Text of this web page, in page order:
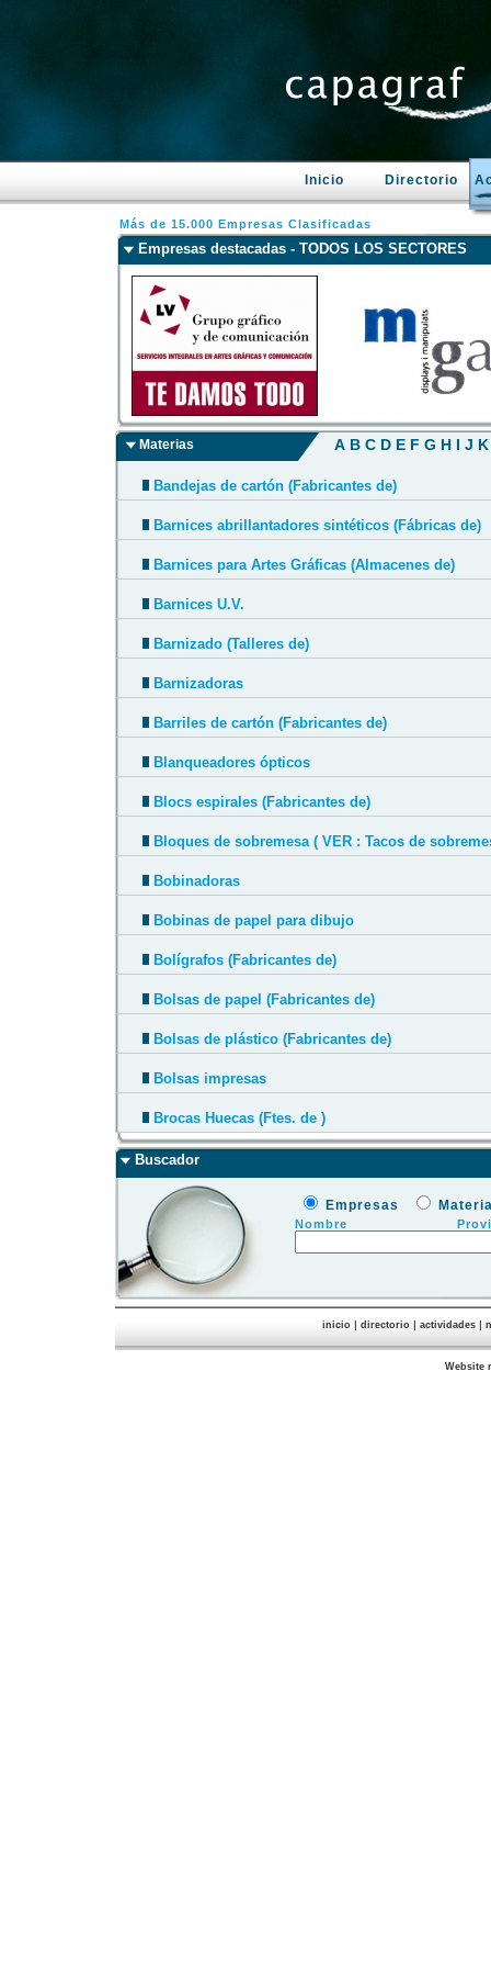
Inicio Directorio
Más de 15.000 Empresas Clasificadas
Empresas destacadas - TODOS LOS SECTORES
Materias A B C D E F G H I J K
Bandejas de cartón (Fabricantes de)
Barnices abrillantadores sintéticos (Fábricas de)
Barnices para Artes Gráficas (Almacenes de)
Barnices U.V.
Barnizado (Talleres de)
Barnizadoras
Barriles de cartón (Fabricantes de)
Blanqueadores ópticos
Blocs espirales (Fabricantes de)
Bloques de sobremesa ( VER : Tacos de
Bobinadoras
Bobinas de papel para dibujo
Bolígrafos (Fabricantes de)
Bolsas de papel (Fabricantes de)
Bolsas de plástico (Fabricantes de)
Bolsas impresas
Brocas Huecas (Ftes. de )
Buscador
Empresas
Nombre
inicio| directorio| actividades|
Website